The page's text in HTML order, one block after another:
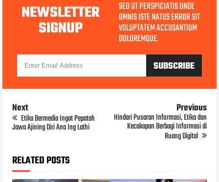
NEWSLETTER
SIGNUP
SED UT PERSPICIATIS UNDE
OMNIS ISTE NATUS ERROR SIT
VOLUPTATEM ACCUSANTIUM
DOLOREMQUE.
Next
Etika Bermedia Ingat Pepatah
Jawa Ajining Diri Ana Ing Lathi
Previous
Hindari Pusaran Informasi, Etika dan
Kecakapan Berbagi Informasi di
Ruang Digital
RELATED POSTS